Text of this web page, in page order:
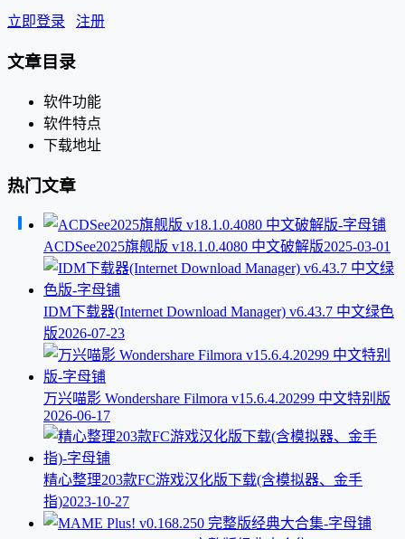
立即登录 注册
文章目录
软件功能
软件特点
下载地址
热门文章
ACDSee2025旗舰版 v18.1.0.4080 中文破解版2025-03-01
IDM下载器(Internet Download Manager) v6.43.7 中文绿色
版2026-07-23
万兴喵影 Wondershare Filmora v15.6.4.20299 中文特别版
2026-06-17
精心整理203款FC游戏汉化版下载(含模拟器、金手
指)2023-10-27